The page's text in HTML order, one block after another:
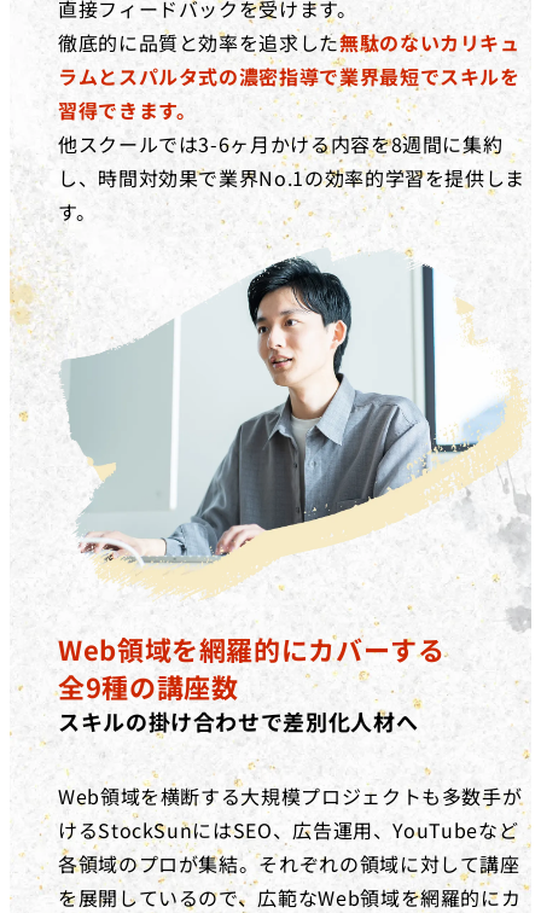
直接フィードバックを受けます。
徹底的に品質と効率を追求した無駄のないカリキュ
ラムとスパルタ式の濃密指導で業界最短でスキルを
習得できます。
他スクールでは3-6ヶ月かける内容を8週間に集約
し、時間対効果で業界No.1の効率的学習を提供しま
す。
Web領域を網羅的にカバーする
全9種の講座数
スキルの掛け合わせで差別化人材へ
Web領域を横断する大規模プロジェクトも多数手が
けるStockSunにはSEO、広告運用、YouTubeなど
各領域のプロが集結。それぞれの領域に対して講座
を展開しているので、広範なWeb領域を網羅的にカ